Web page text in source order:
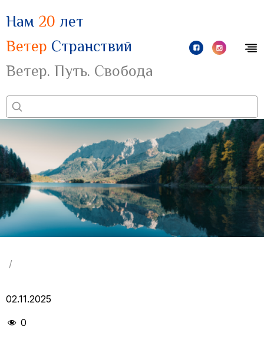
Нам 20 лет
Ветер Странствий
Ветер. Путь. Свобода
/
02.11.2025
0